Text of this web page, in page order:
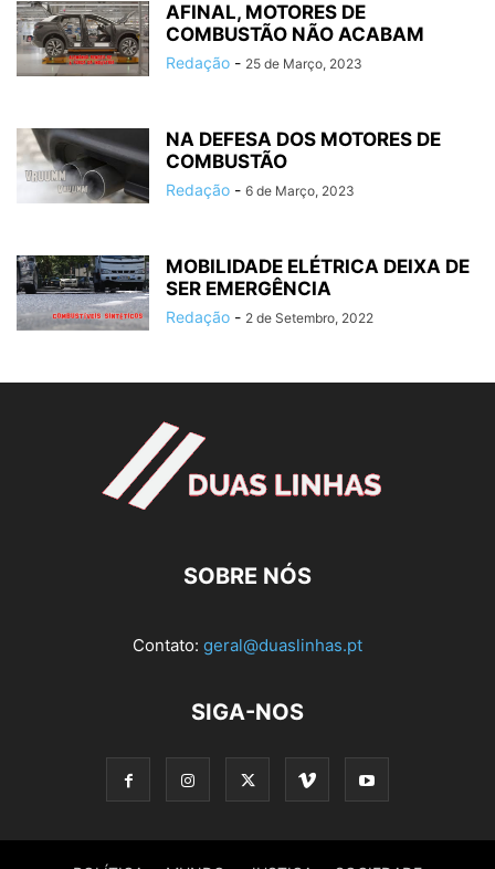
AFINAL, MOTORES DE
COMBUSTÃO NÃO ACABAM
Redação - 25 de Março, 2023
NA DEFESA DOS MOTORES DE
COMBUSTÃO
Redação - 6 de Março, 2023
MOBILIDADE ELÉTRICA DEIXA DE
SER EMERGÊNCIA
Redação - 2 de Setembro, 2022
SOBRE NÓS
Contato: geral@duaslinhas.pt
SIGA-NOS